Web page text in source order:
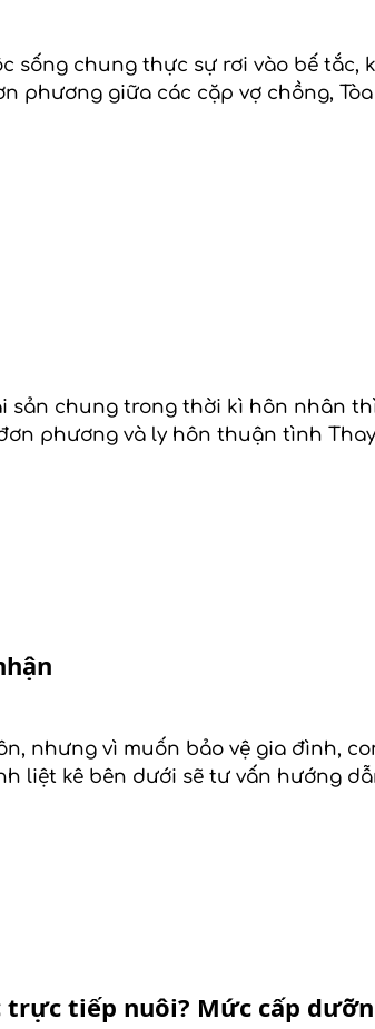
sống chung thực sự rơi vào bế
phương giữa các cặp vợ chồng,
chung trong thời kì hôn nhân
phương và ly hôn thuận tình
nhưng vì muốn bảo vệ gia đình,
liệt kê bên dưới sẽ tư vấn hướng
tiếp nuôi? Mức cấp